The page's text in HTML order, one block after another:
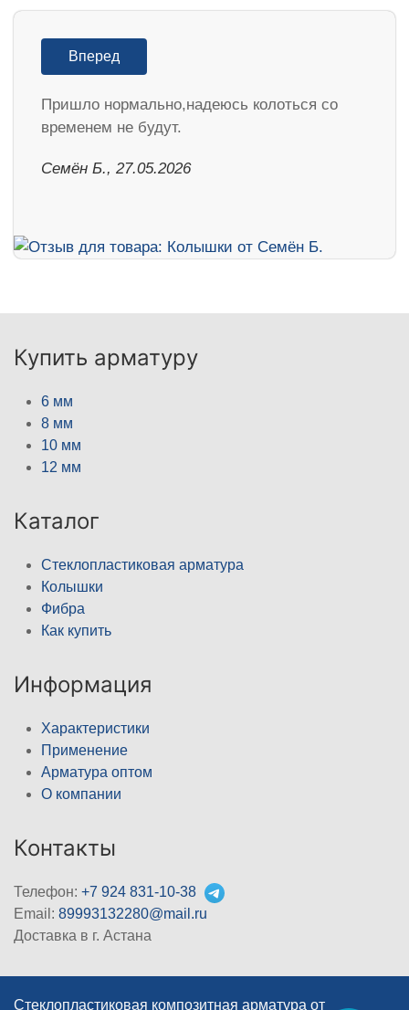
Вперед
Пришло нормально,надеюсь колоться со
временем не будут.
Семён Б., 27.05.2026
Купить арматуру
6 мм
8 мм
10 мм
12 мм
Каталог
Стеклопластиковая арматура
Колышки
Фибра
Как купить
Информация
Характеристики
Применение
Арматура оптом
О компании
Контакты
Телефон: +7 924 831-10-38
Email: 89993132280@mail.ru
Доставка в г. Астана
Стеклопластиковая композитная арматура от